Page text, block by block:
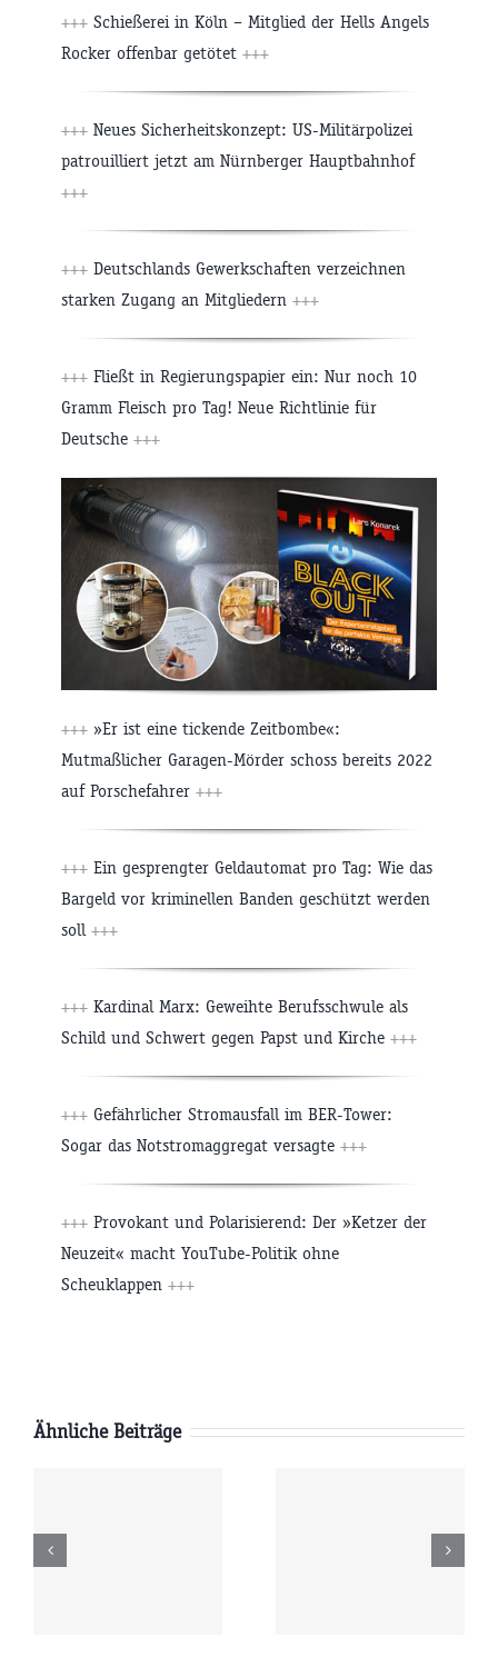
+++ Schießerei in Köln – Mitglied der Hells Angels
Rocker offenbar getötet +++
+++ Neues Sicherheitskonzept: US-Militärpolizei
patrouilliert jetzt am Nürnberger Hauptbahnhof
+++
+++ Deutschlands Gewerkschaften verzeichnen
starken Zugang an Mitgliedern +++
+++ Fließt in Regierungspapier ein: Nur noch 10
Gramm Fleisch pro Tag! Neue Richtlinie für
Deutsche +++
+++ »Er ist eine tickende Zeitbombe«:
Mutmaßlicher Garagen-Mörder schoss bereits 2022
auf Porschefahrer +++
+++ Ein gesprengter Geldautomat pro Tag: Wie das
Bargeld vor kriminellen Banden geschützt werden
soll +++
+++ Kardinal Marx: Geweihte Berufsschwule als
Schild und Schwert gegen Papst und Kirche +++
+++ Gefährlicher Stromausfall im BER-Tower:
Sogar das Notstromaggregat versagte +++
+++ Provokant und Polarisierend: Der »Ketzer der
Neuzeit« macht YouTube-Politik ohne
Scheuklappen +++
Ähnliche Beiträge
Donnerstag
06.08.2026